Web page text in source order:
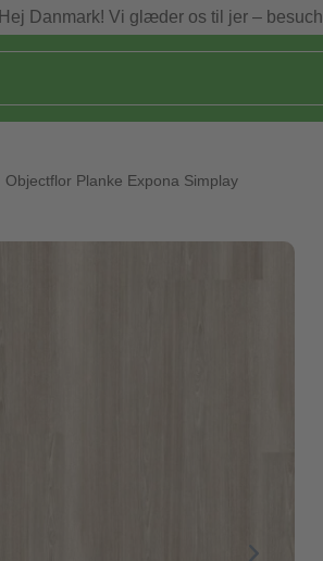
Hej Danmark! Vi glæder os til jer –
Objectflor Planke Expona Simplay